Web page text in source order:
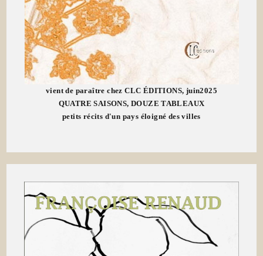
vient de paraître chez CLC ÉDITIONS, juin2025
QUATRE SAISONS, DOUZE TABLEAUX
petits récits d'un pays éloigné des villes